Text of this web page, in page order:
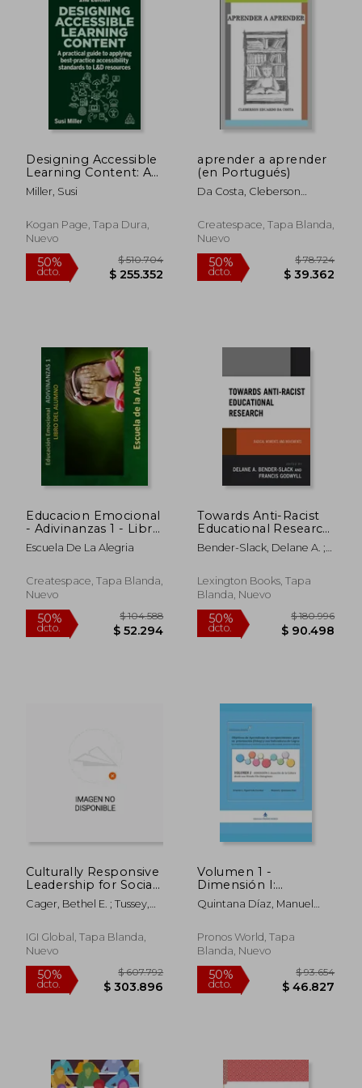
dcto. $ 105.546 dcto. $
50%
dcto.
$ 141.678
$ 70.839
50%
dcto.
$
$
Designing Accessible
Learning Content: A
Practical Guide to
Applying Best-
Standards to L&d
Resources (en Inglés)
Miller, Susi
Kogan Page, Tapa Dura,
Nuevo
50%
dcto.
$ 510.704
aprender a aprender
(en Portugués)
Da Costa, Cleberson
Createspace, Tapa Blanda,
Nuevo
50%
dcto.
Educacion Emocional
- Adivinanzas 1 - Libro
del Alumno:
Educamos para la
Escuela De La Alegria
Createspace, Tapa Blanda,
Nuevo
Towards Anti-Racist
Educational Research:
Radical Moments and
Movements (en
Bender-Slack, Delane A. ;
Alexander, Kerry
Lexington Books, Tapa
Blanda, Nuevo
Culturally Responsive
Leadership for Social
Justice and Academic
Equity for All (en
Cager, Bethel E. ; Tussey,
IGI Global, Tapa Blanda,
Nuevo
Volumen 1 -
Dimensión I:
Asunción de la Cultura
desde una Mirada
Quintana Díaz, Manuel
Ernesto Lázaro ;
Pronosworld
Pronos World, Tapa
Blanda, Nuevo